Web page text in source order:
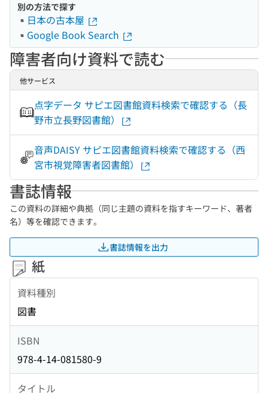
別の方法で探す
日本の古本屋
Google Book Search
障害者向け資料で読む
他サービス
点字データ サピエ図書館資料検索で確認する（長
野市立長野図書館）
音声DAISY サピエ図書館資料検索で確認する（西
宮市視覚障害者図書館）
書誌情報
この資料の詳細や典拠（同じ主題の資料を指すキーワード、著者
名）等を確認できます。
書誌情報を出力
紙
資料種別
図書
ISBN
978-4-14-081580-9
タイトル